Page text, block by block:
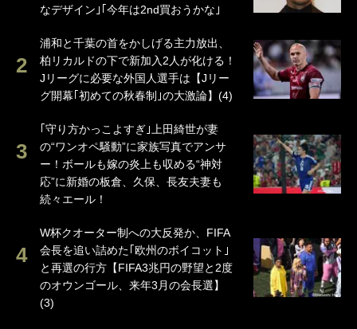
なデザイン｣｢今年は2nd買おうかな｣
浦和と千葉の首をかしげる主力放出、
柏リカルドの下で新加入2人が化ける！
Jリーグに必要な外国人選手は【Jリー
グ開幕｢初めての秋春制｣の大激論】(4)
｢守り方かっこよすぎ｣上田綺世が妻
の“ワンオペ騒動”に家族写真でアンサ
ー！ボールも嫁の炎上も収める“神対
応”に新婚の板倉、久保、長友夫妻も
続々エール！
W杯クオーター制への大反発か、FIFA
会長を追い詰めた｢欧州のボイコット｣
と再選の行方【FIFA3兆円の野望と2度
のオウンゴール、来年3月の会長選】
(3)